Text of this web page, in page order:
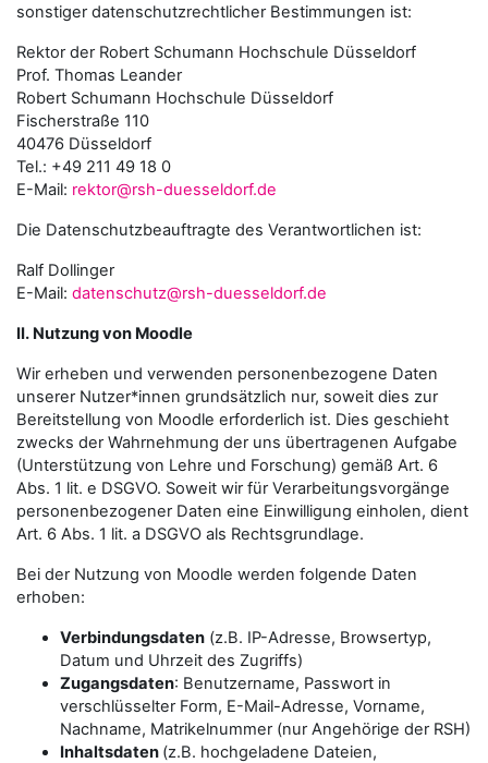
sonstiger datenschutzrechtlicher Bestimmungen ist:
Rektor der Robert Schumann Hochschule Düsseldorf
Prof. Thomas Leander
Robert Schumann Hochschule Düsseldorf
Fischerstraße 110
40476 Düsseldorf
Tel.: +49 211 49 18 0
E-Mail: rektor@rsh-duesseldorf.de
Die Datenschutzbeauftragte des Verantwortlichen ist:
Ralf Dollinger
E-Mail: datenschutz@rsh-duesseldorf.de
II. Nutzung von Moodle
Wir erheben und verwenden personenbezogene Daten
unserer Nutzer*innen grundsätzlich nur, soweit dies zur
Bereitstellung von Moodle erforderlich ist. Dies geschieht
zwecks der Wahrnehmung der uns übertragenen Aufgabe
(Unterstützung von Lehre und Forschung) gemäß Art. 6
Abs. 1 lit. e DSGVO. Soweit wir für Verarbeitungsvorgänge
personenbezogener Daten eine Einwilligung einholen, dient
Art. 6 Abs. 1 lit. a DSGVO als Rechtsgrundlage.
Bei der Nutzung von Moodle werden folgende Daten
erhoben:
Verbindungsdaten (z.B. IP-Adresse, Browsertyp,
Datum und Uhrzeit des Zugriffs)
Zugangsdaten: Benutzername, Passwort in
verschlüsselter Form, E-Mail-Adresse, Vorname,
Nachname, Matrikelnummer (nur Angehörige der RSH)
Inhaltsdaten (z.B. hochgeladene Dateien,